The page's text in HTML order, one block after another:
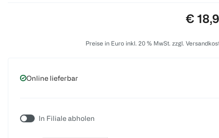
Preis:
€
Preise in Euro inkl. 20 % MwSt. zzgl.
Online lieferbar
In Filiale abholen